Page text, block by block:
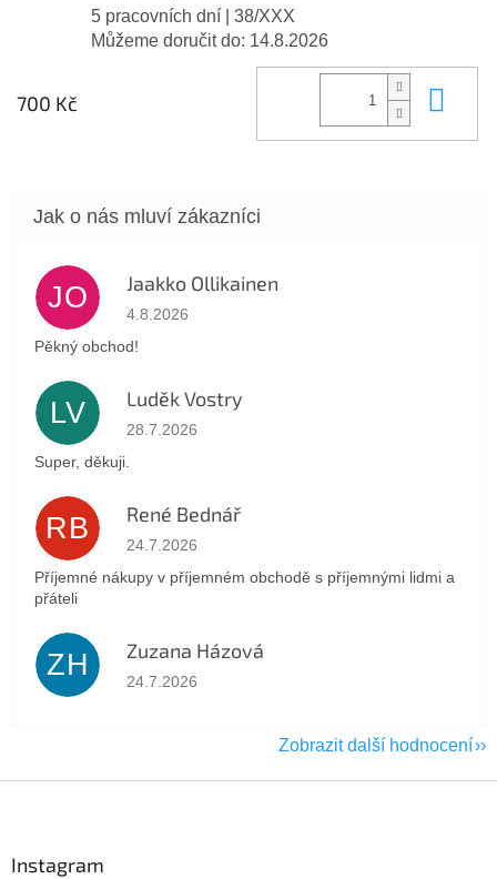
5 pracovních dní
| 38/XXX
Můžeme doručit do: 14.8.2026
700 Kč
JO Jaakko Ollikainen
Hodnocení obchodu je 5 z 5 hvězdiček.
4.8.2026
Pěkný obchod!
LV Luděk Vostry
Hodnocení obchodu je 5 z 5 hvězdiček.
28.7.2026
Super, děkuji.
RB René Bednář
Hodnocení obchodu je 5 z 5 hvězdiček.
24.7.2026
Příjemné nákupy v příjemném obchodě s příjemnými lidmi a
přáteli
ZH Zuzana Házová
Hodnocení obchodu je 5 z 5 hvězdiček.
24.7.2026
Zobrazit další hodnocení
Instagram